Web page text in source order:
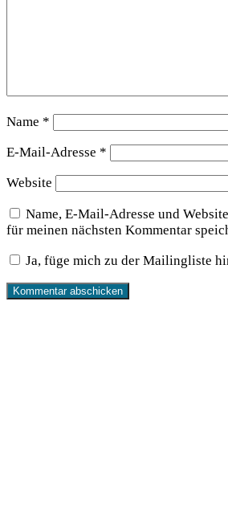
Name *
E-Mail-Adresse *
Website
Name, E-Mail-Adresse und
für meinen nächsten Kommentar
Ja, füge mich zu der Mailingliste